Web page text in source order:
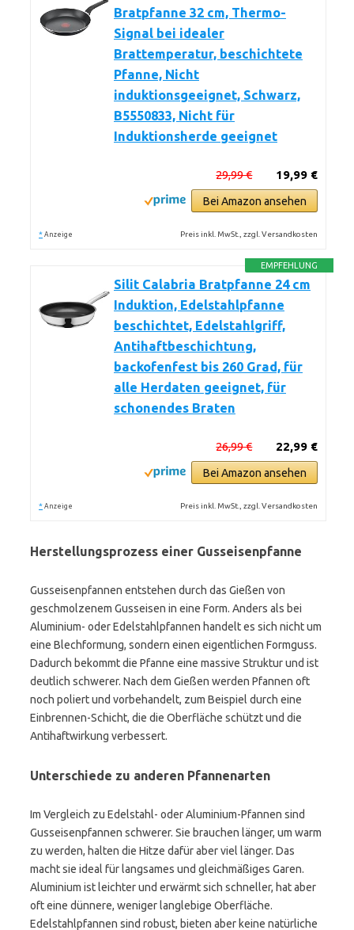
Bratpfanne 32 cm, Thermo-
Signal bei idealer
Brattemperatur, beschichtete
Pfanne, Nicht
induktionsgeeignet, Schwarz,
B5550833, Nicht für
Induktionsherde geeignet
19,99 €
29,99 €
Bei Amazon ansehen
* Anzeige Preis inkl. MwSt., zzgl. Versandkosten
EMPFEHLUNG
Silit Calabria Bratpfanne 24 cm
Induktion, Edelstahlpfanne
beschichtet, Edelstahlgriff,
Antihaftbeschichtung,
backofenfest bis 260 Grad, für
alle Herdaten geeignet, für
schonendes Braten
22,99 €
26,99 €
Bei Amazon ansehen
* Anzeige Preis inkl. MwSt., zzgl. Versandkosten
Herstellungsprozess einer Gusseisenpfanne
Gusseisenpfannen entstehen durch das Gießen von
geschmolzenem Gusseisen in eine Form. Anders als bei
Aluminium- oder Edelstahlpfannen handelt es sich nicht um
eine Blechformung, sondern einen eigentlichen Formguss.
Dadurch bekommt die Pfanne eine massive Struktur und ist
deutlich schwerer. Nach dem Gießen werden Pfannen oft
noch poliert und vorbehandelt, zum Beispiel durch eine
Einbrennen-Schicht, die die Oberfläche schützt und die
Antihaftwirkung verbessert.
Unterschiede zu anderen Pfannenarten
Im Vergleich zu Edelstahl- oder Aluminium-Pfannen sind
Gusseisenpfannen schwerer. Sie brauchen länger, um warm
zu werden, halten die Hitze dafür aber viel länger. Das
macht sie ideal für langsames und gleichmäßiges Garen.
Aluminium ist leichter und erwärmt sich schneller, hat aber
oft eine dünnere, weniger langlebige Oberfläche.
Edelstahlpfannen sind robust, bieten aber keine natürliche